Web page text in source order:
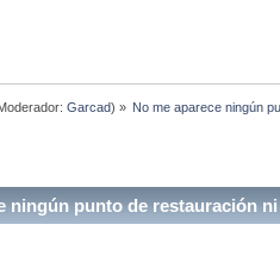
Garcad) » No me aparece ningún
ningún punto de restauración